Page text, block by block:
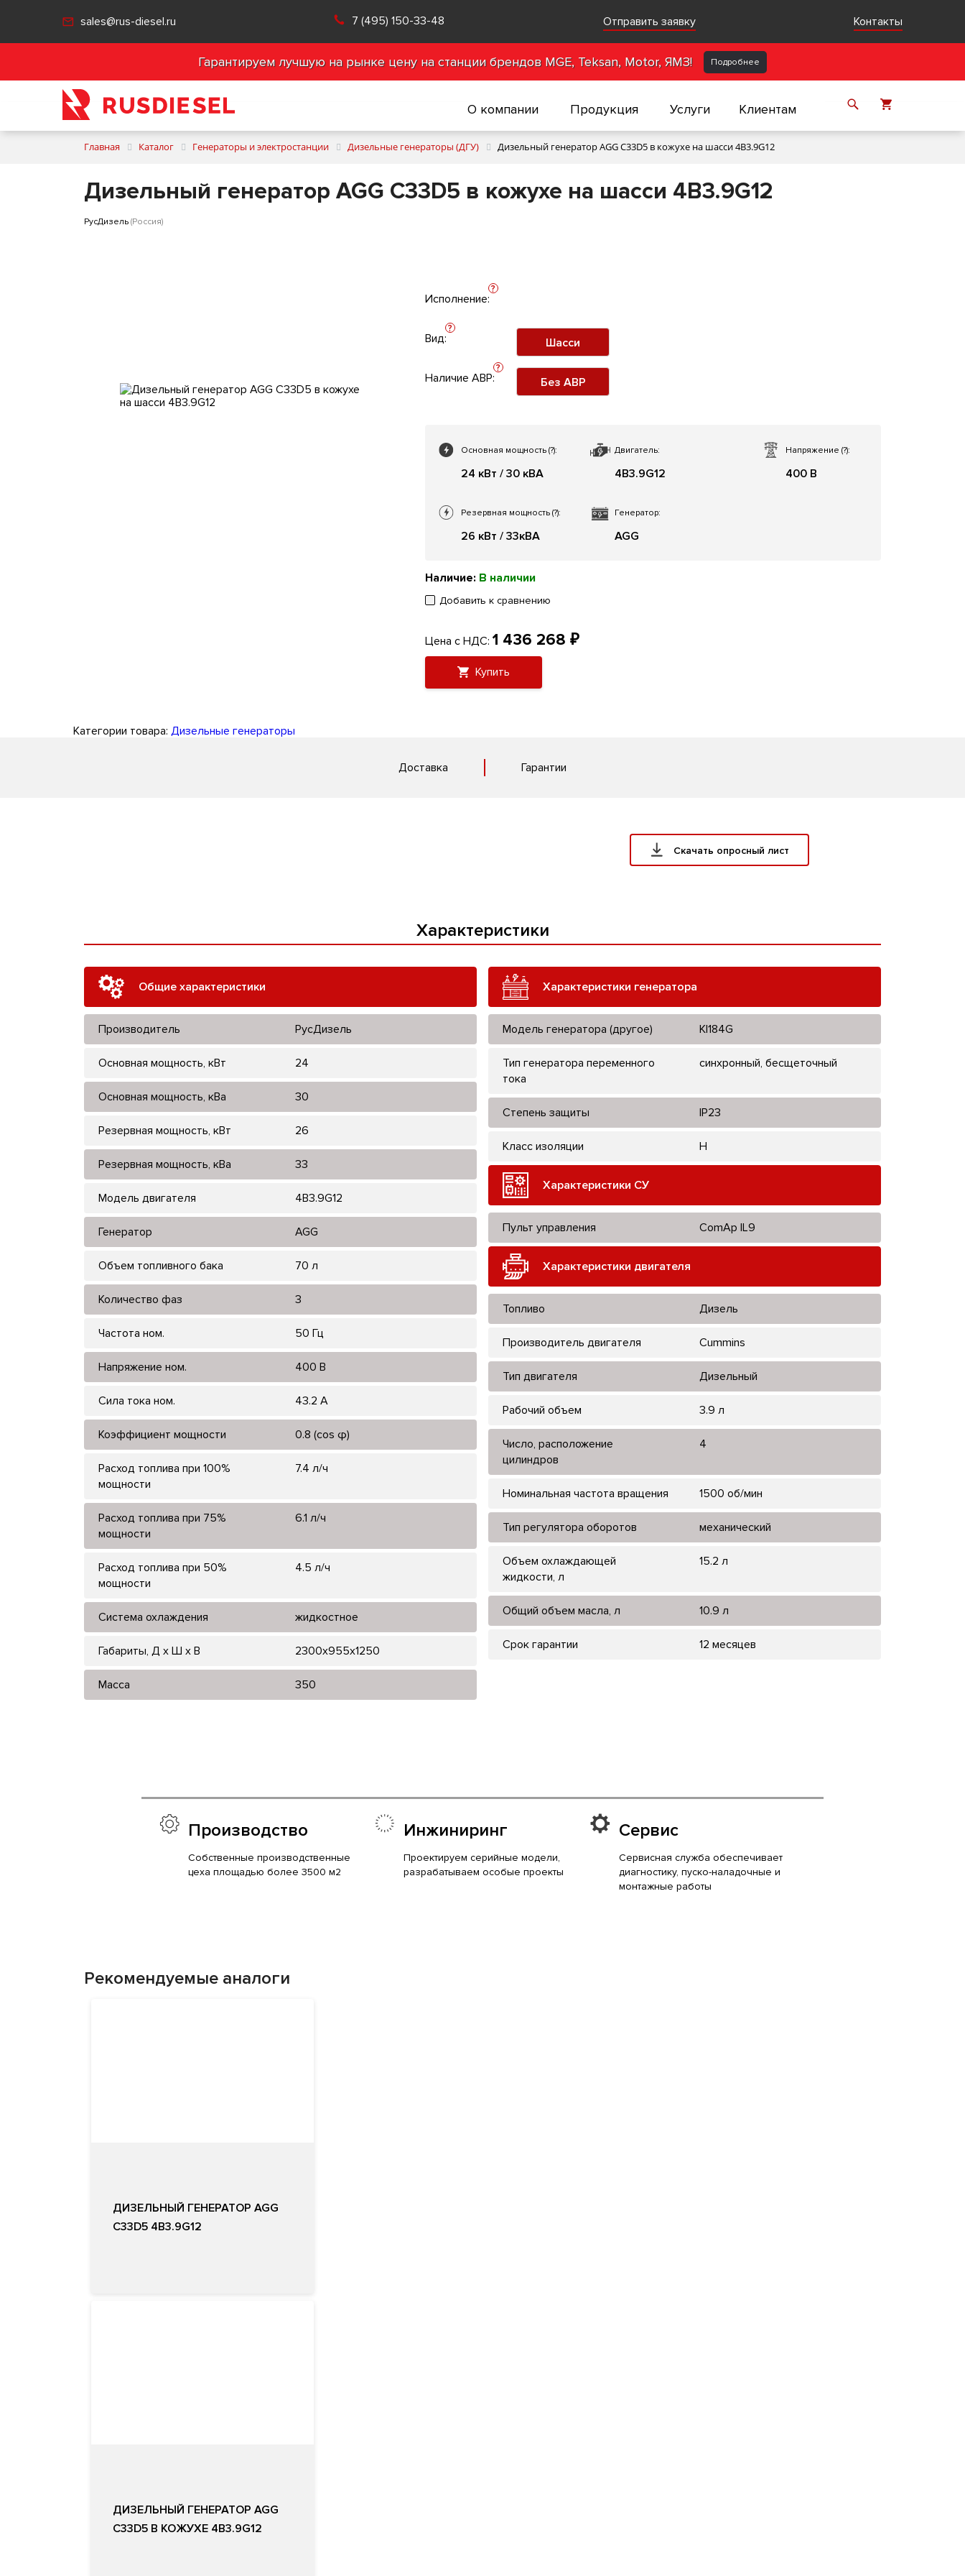
sales@rus-diesel.ru 7 (495) 150-33-48 Отправить заявку Контакты
Гарантируем лучшую на рынке цену на станции брендов MGE, Teksan, Motor, ЯМЗ! Подробнее
О компании Продукция Услуги Клиентам
Главная Каталог Генераторы и электростанции Дизельные генераторы (ДГУ) Дизельный генератор AGG C33D5 в кожухе на шасси 4B3.9G12
Дизельный генератор AGG C33D5 в кожухе на шасси 4B3.9G12
РусДизель (Россия)
Исполнение:
?
Вид:
?
Шасси
Наличие АВР:
?
Без АВР
Основная мощность (?):
24 кВт / 30 кВА
Двигатель:
4B3.9G12
Напряжение(?):
400 В
Резервная мощность (?):
26 кВт / 33кВА
Генератор:
AGG
Наличие: В наличии
Добавить к сравнению
Цена с НДС: 1 436 268 ₽
Купить
Категории товара: Дизельные генераторы
Доставка Гарантии
Скачать опросный лист
Характеристики
Общие характеристики
Производитель РусДизель
Основная мощность, кВт 24
Основная мощность, кВа 30
Резервная мощность, кВт 26
Резервная мощность, кВа 33
Модель двигателя 4B3.9G12
Генератор AGG
Объем топливного бака 70 л
Количество фаз 3
Частота ном. 50 Гц
Напряжение ном. 400 В
Сила тока ном. 43.2 А
Коэффициент мощности 0.8 (cos φ)
Расход топлива при 100%
мощности
7.4 л/ч
Расход топлива при 75%
мощности
6.1 л/ч
Расход топлива при 50%
мощности
4.5 л/ч
Система охлаждения жидкостное
Габариты, Д x Ш x В 2300x955x1250
Масса 350
Характеристики генератора
Модель генератора (другое) KI184G
Тип генератора переменного
тока
синхронный, бесщеточный
Степень защиты IP23
Класс изоляции H
Характеристики СУ
Пульт управления ComAp IL9
Характеристики двигателя
Топливо Дизель
Производитель двигателя Cummins
Тип двигателя Дизельный
Рабочий объем 3.9 л
Число, расположение
цилиндров
4
Номинальная частота вращения 1500 об/мин
Тип регулятора оборотов механический
Объем охлаждающей
жидкости, л
15.2 л
Общий объем масла, л 10.9 л
Срок гарантии 12 месяцев
Производство
Собственные производственные
цеха площадью более 3500 м2
Инжиниринг
Проектируем серийные модели,
разрабатываем особые проекты
Сервис
Сервисная служба обеспечивает
диагностику, пуско-наладочные и
монтажные работы
Рекомендуемые аналоги
ДИЗЕЛЬНЫЙ ГЕНЕРАТОР AGG
C33D5 4B3.9G12
ДИЗЕЛЬНЫЙ ГЕНЕРАТОР AGG
C33D5 В КОЖУХЕ 4B3.9G12